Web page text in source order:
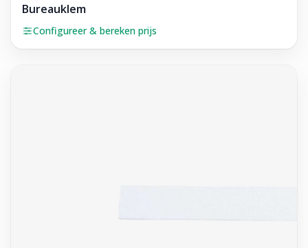
Bureauklem
Configureer & bereken prijs